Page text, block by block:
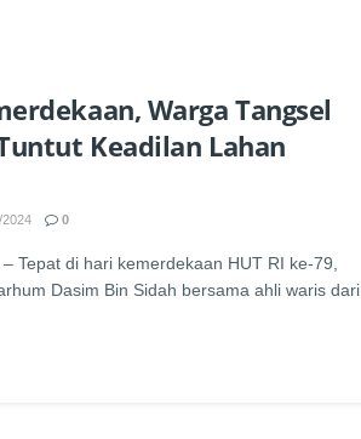
Warga Tangsel
Keadilan Lahan
0
Tepat di hari kemerdekaan HUT RI ke-79,
Dasim Bin Sidah bersama ahli waris dari